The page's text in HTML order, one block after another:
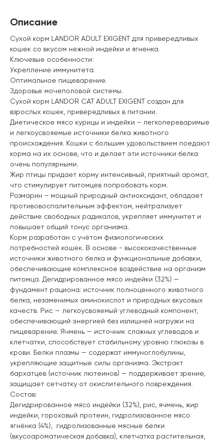
Описание
Сухой корм LANDOR ADULT EXIGENT для привередливых
кошек со вкусом нежной индейки и ягненка.
Ключевые особенности:
Укрепление иммунитета.
Оптимальное пищеварение.
Здоровье мочеполовой системы.
Сухой корм LANDOR CAT ADULT EXIGENT создан для
взрослых кошек, привередливых в питании.
Диетическое мясо курицы и индейки – легкопереваримые
и легкоусвояемые источники белка животного
происхождения. Кошки с большим удовольствием поедают
корма на их основе, что и делает эти источники белка
очень популярными.
Жир птицы придает корму интенсивный, приятный аромат,
что стимулирует питомцев попробовать корм.
Розмарин – мощный природный антиоксидант, обладает
противовоспалительным эффектом, нейтрализует
действие свободных радикалов, укрепляет иммунитет и
повышает общий тонус организма.
Корм разработан с учётом физиологических
потребностей кошек. В основе - высококачественные
источники животного белка и функциональные добавки,
обеспечивающие комплексное воздействие на организм
питомца. Дегидрированное мясо индейки (32%) —
фундамент рациона: источник полноценного животного
белка, незаменимых аминокислот и природных вкусовых
качеств. Рис — легкоусвояемый углеводный компонент,
обеспечивающий энергией без излишней нагрузки на
пищеварение. Ячмень — источник сложных углеводов и
клетчатки, способствует стабильному уровню глюкозы в
крови. Белки плазмы — содержат иммуноглобулины,
укрепляющие защитные силы организма. Экстракт
бархатцев (источник лютеинов) — поддерживает зрение,
защищает сетчатку от окислительного повреждения.
Состав:
Дегидрированное мясо индейки (32%), рис, ячмень, жир
индейки, гороховый протеин, гидролизованное мясо
ягнёнка (4%), гидролизованные мясные белки
(вкусоароматическая добавка), клетчатка растительная,